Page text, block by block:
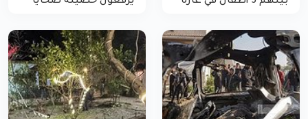
غزة